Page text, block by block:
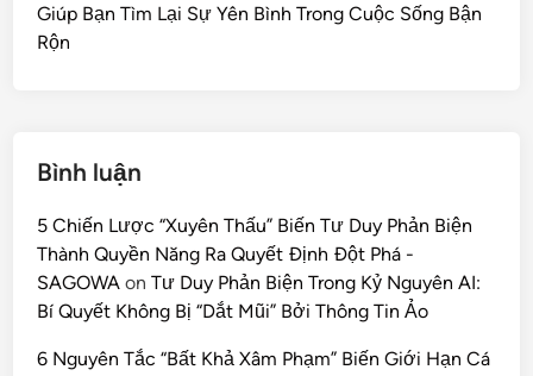
Giúp Bạn Tìm Lại Sự Yên Bình Trong Cuộc Sống Bận
Rộn
Bình luận
5 Chiến Lược “Xuyên Thấu” Biến Tư Duy Phản Biện
Thành Quyền Năng Ra Quyết Định Đột Phá -
SAGOWA onTư Duy Phản Biện Trong Kỷ Nguyên AI:
Bí Quyết Không Bị “Dắt Mũi” Bởi Thông Tin Ảo
6 Nguyên Tắc “Bất Khả Xâm Phạm” Biến Giới Hạn Cá